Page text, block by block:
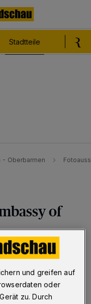
Stadtteile
- Oberbarmen
of
heißt eine
wird.
und greifen auf
oder
zu. Durch